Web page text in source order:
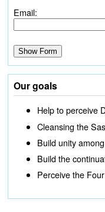
Email:
Our goals
Help to perceive
Cleansing the
Build unity
Build the
Perceive the